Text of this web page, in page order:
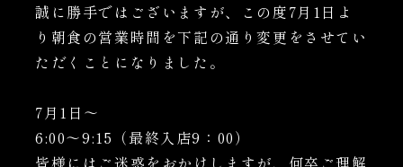
誠に勝手ではございますが、この度7月1日よ
り朝食の営業時間を下記の通り変更をさせてい
ただくことになりました。
7月1日～
6:00～9:15（最終入店9：00）
皆様にはご迷惑をおかけしますが、何卒ご理解